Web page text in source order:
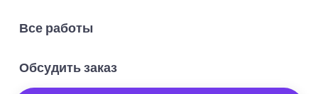
Все работы
Обсудить заказ